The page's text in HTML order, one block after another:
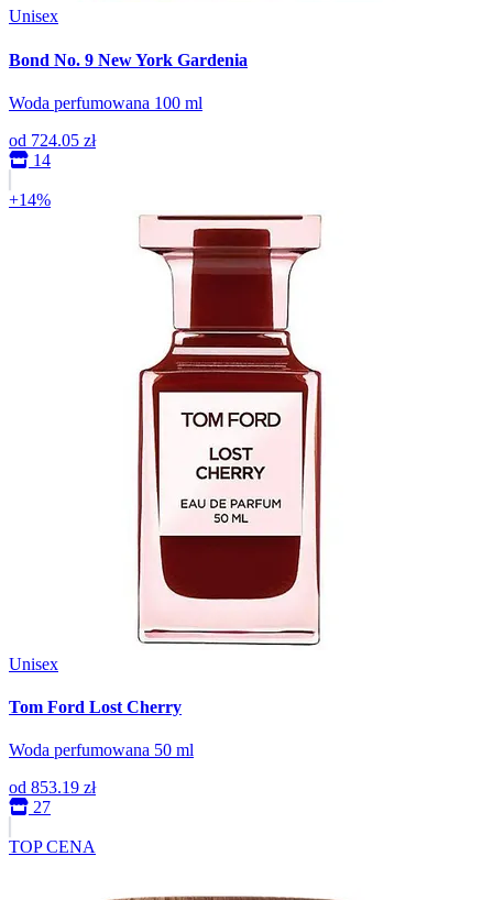
Unisex
Bond No. 9 New York Gardenia
Woda perfumowana 100 ml
od 724.05 zł
14
+14%
Unisex
Tom Ford Lost Cherry
Woda perfumowana 50 ml
od 853.19 zł
27
TOP CENA